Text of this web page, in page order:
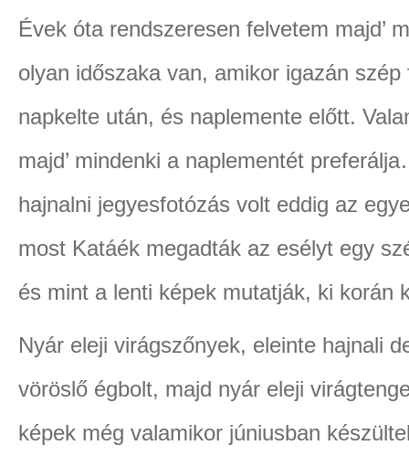
Évek óta rendszeresen felvetem majd’
olyan időszaka van, amikor igazán
napkelte után, és naplemente előtt.
majd’ mindenki a naplementét
hajnalni jegyesfotózás volt eddig az
most Katáék megadták az esélyt egy
és mint a lenti képek mutatják, ki
Nyár eleji virágszőnyek, eleinte hajnali
vöröslő égbolt, majd nyár eleji
képek még valamikor júniusban